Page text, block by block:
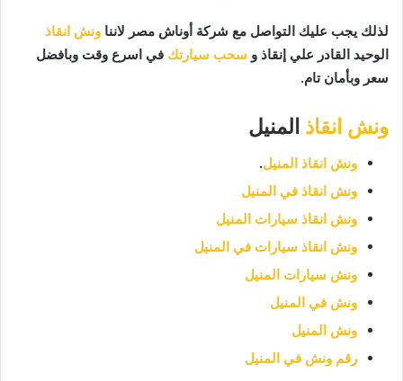
لذلك يجب عليك التواصل مع شركة أوناش مصر لاننا ونش انقاذ
الوحيد القادر علي إنقاذ و سحب سيارتك في اسرع وقت وبافضل
سعر وبأمان تام.
ونش انقاذ المنيل
ونش انقاذ المنيل.
ونش انقاذ في المنيل
ونش انقاذ سيارات المنيل
ونش انقاذ سيارات في المنيل
ونش سيارات المنيل
ونش في المنيل
ونش المنيل
رقم ونش في المنيل